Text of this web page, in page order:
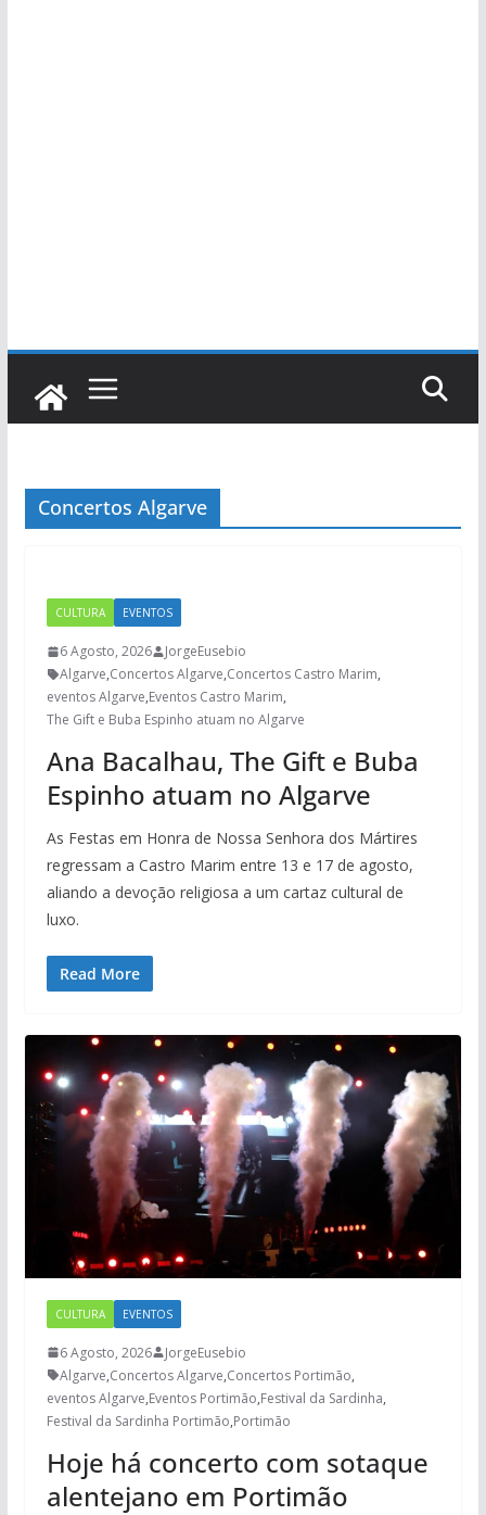
Concertos Algarve
CULTURA EVENTOS
6 Agosto, 2026
JorgeEusebio
Algarve,Concertos Algarve,Concertos Castro Marim,
eventos Algarve,Eventos Castro Marim,
The Gift e Buba Espinho atuam no Algarve
Ana Bacalhau, The Gift e Buba
Espinho atuam no Algarve
As Festas em Honra de Nossa Senhora dos Mártires
regressam a Castro Marim entre 13 e 17 de agosto,
aliando a devoção religiosa a um cartaz cultural de
luxo.
Read More
CULTURA EVENTOS
6 Agosto, 2026
JorgeEusebio
Algarve,Concertos Algarve,Concertos Portimão,
eventos Algarve,Eventos Portimão,Festival da Sardinha,
Festival da Sardinha Portimão,Portimão
Hoje há concerto com sotaque
alentejano em Portimão